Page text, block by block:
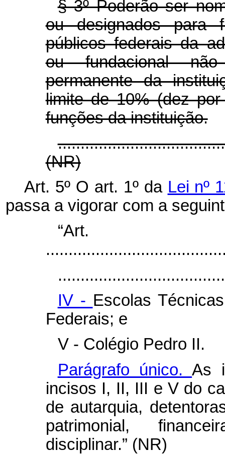
§ 3º Poderão ser
ou designados para
públicos federais da
ou fundacional
permanente da
limite de 10% (dez
funções da instituição.
(NR)
Art. 5º O art. 1º da Lei nº
passa a vigorar com a
IV - Escolas
Federais; e
V - Colégio Pedro II.
Parágrafo único.As
incisos I, II, III e V do
de autarquia,
patrimonial,
disciplinar.” (NR)